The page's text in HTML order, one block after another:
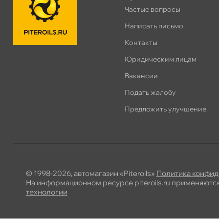
Частые вопросы
Написать письмо
Контакты
Юридическим лицам
акансии
Подать жалобу
Предложить улучшение
© 1998-2026, автомагазин «Piteroils» Политика
На информационном ресурсе piteroils.ru
технологии